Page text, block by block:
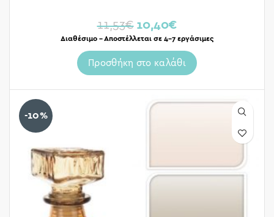
11,53€ 10,40€
Διαθέσιμο – Αποστέλλεται σε 4-7 εργάσιμες
Προσθήκη στο καλάθι
-10%